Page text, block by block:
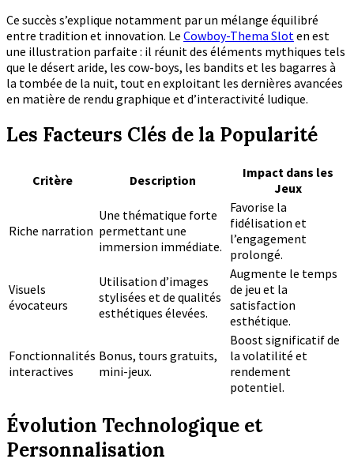
Ce succès s’explique notamment par un mélange équilibré
entre tradition et innovation. Le Cowboy-Thema Slot en est
une illustration parfaite : il réunit des éléments mythiques tels
que le désert aride, les cow-boys, les bandits et les bagarres à
la tombée de la nuit, tout en exploitant les dernières avancées
en matière de rendu graphique et d’interactivité ludique.
Les Facteurs Clés de la Popularité
Critère Description
Impact dans les
Jeux
Riche narration
Une thématique forte
permettant une
immersion immédiate.
Favorise la
fidélisation et
l’engagement
prolongé.
Visuels
évocateurs
Utilisation d’images
stylisées et de qualités
esthétiques élevées.
Augmente le temps
de jeu et la
satisfaction
esthétique.
Fonctionnalités
interactives
Bonus, tours gratuits,
mini-jeux.
Boost significatif de
la volatilité et
rendement
potentiel.
Évolution Technologique et
Personnalisation